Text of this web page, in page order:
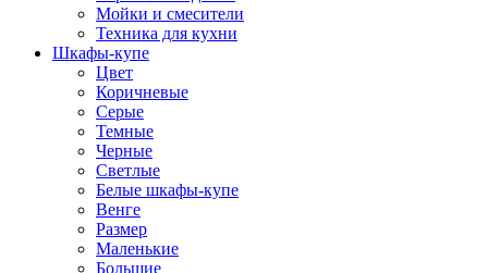
Мойки и смесители
Техника для кухни
Шкафы-купе
Цвет
Коричневые
Серые
Темные
Черные
Светлые
Белые шкафы-купе
Венге
Размер
Маленькие
Большие